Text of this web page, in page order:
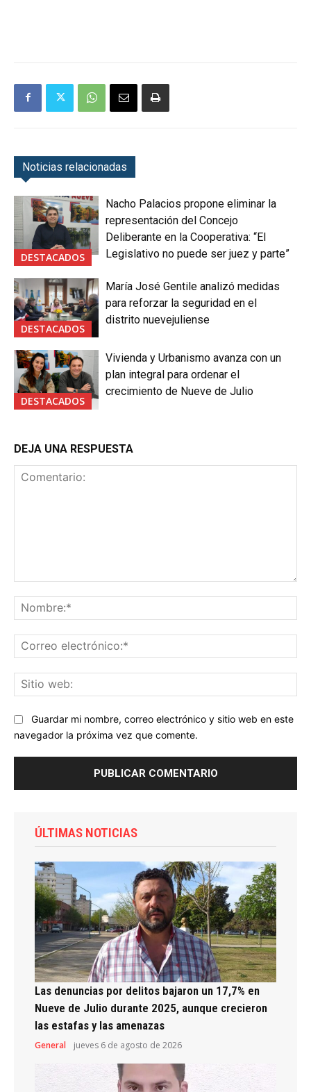
Noticias relacionadas
DESTACADOS
Nacho Palacios propone eliminar la
representación del Concejo
Deliberante en la Cooperativa: “El
Legislativo no puede ser juez y parte”
DESTACADOS
María José Gentile analizó medidas
para reforzar la seguridad en el
distrito nuevejuliense
DESTACADOS
Vivienda y Urbanismo avanza con un
plan integral para ordenar el
crecimiento de Nueve de Julio
DEJA UNA RESPUESTA
Guardar mi nombre, correo electrónico y sitio web en este
navegador la próxima vez que comente.
ÚLTIMAS NOTICIAS
Las denuncias por delitos bajaron un 17,7% en
Nueve de Julio durante 2025, aunque crecieron
las estafas y las amenazas
General jueves 6 de agosto de 2026